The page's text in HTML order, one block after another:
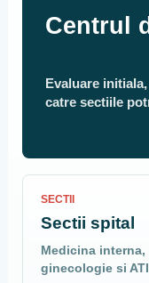
Centrul
Evaluare
catre sectiile
SECTII
Sectii spital
Medicina
ginecologie si